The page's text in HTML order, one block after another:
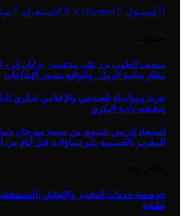
فيسبوك X (Twitter) الانستغرام
منصف الطوب يرد على منتقديه: «رايان
مطار سانية الرمل.. والواقع ينسف الإشاعات
تعزية ومواساة للصحفي والإعلامي شكري
شقيقته نادية البكري
استبعاد إدريس شتيوي من منصة مهرجان
المغرب بالحسيمة يثير تساؤلات قبل أيام من
خوصصة خدمات التخدير والإنعاش
بطنجة